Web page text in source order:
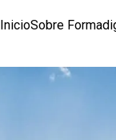
InicioSobre